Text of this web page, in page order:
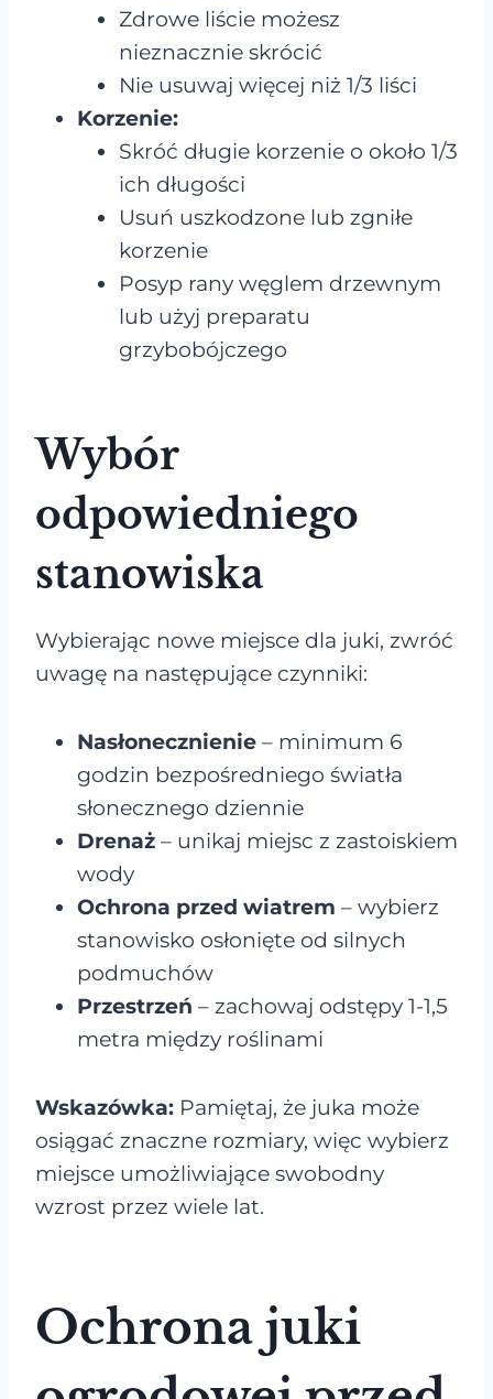
Zdrowe liście możesz
nieznacznie skrócić
Nie usuwaj więcej niż 1/3 liści
Korzenie:
Skróć długie korzenie o około 1/3
ich długości
Usuń uszkodzone lub zgniłe
korzenie
Posyp rany węglem drzewnym
lub użyj preparatu
grzybobójczego
Wybór
odpowiedniego
stanowiska
Wybierając nowe miejsce dla juki, zwróć
uwagę na następujące czynniki:
Nasłonecznienie – minimum 6
godzin bezpośredniego światła
słonecznego dziennie
Drenaż – unikaj miejsc z zastoiskiem
wody
Ochrona przed wiatrem – wybierz
stanowisko osłonięte od silnych
podmuchów
Przestrzeń – zachowaj odstępy 1-1,5
metra między roślinami
Wskazówka: Pamiętaj, że juka może
osiągać znaczne rozmiary, więc wybierz
miejsce umożliwiające swobodny
wzrost przez wiele lat.
Ochrona juki